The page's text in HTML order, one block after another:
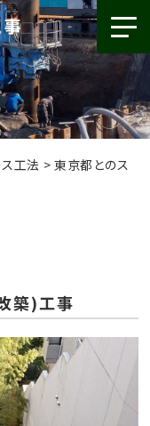
工法 >東京都とのス
築)工事